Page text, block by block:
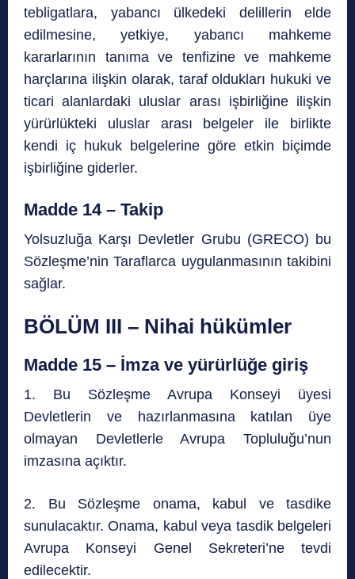
tebligatlara, yabancı ülkedeki delillerin elde
edilmesine, yetkiye, yabancı mahkeme
kararlarının tanıma ve tenfizine ve mahkeme
harçlarına ilişkin olarak, taraf oldukları hukuki ve
ticari alanlardaki uluslar arası işbirliğine ilişkin
yürürlükteki uluslar arası belgeler ile birlikte
kendi iç hukuk belgelerine göre etkin biçimde
işbirliğine giderler.
Madde 14 – Takip
Yolsuzluğa Karşı Devletler Grubu (GRECO) bu
Sözleşme’nin Taraflarca uygulanmasının takibini
sağlar.
BÖLÜM III – Nihai hükümler
Madde 15 – İmza ve yürürlüğe giriş
1. Bu Sözleşme Avrupa Konseyi üyesi
Devletlerin ve hazırlanmasına katılan üye
olmayan Devletlerle Avrupa Topluluğu’nun
imzasına açıktır.
2. Bu Sözleşme onama, kabul ve tasdike
sunulacaktır. Onama, kabul veya tasdik belgeleri
Avrupa Konseyi Genel Sekreteri’ne tevdi
edilecektir.